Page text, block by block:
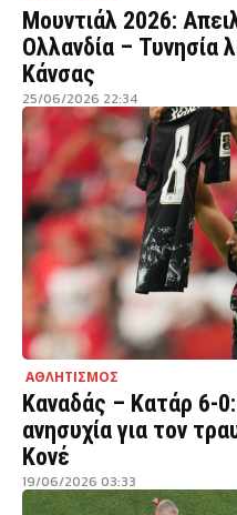
Μουντιάλ 2026:
Ολλανδία – Τυνησία
Κάνσας
25/06/2026 22:34
ΑΘΛΗΤΙΣΜΟΣ
Καναδάς – Κατάρ 6-0:
ανησυχία για τον
Κονέ
19/06/2026 03:33